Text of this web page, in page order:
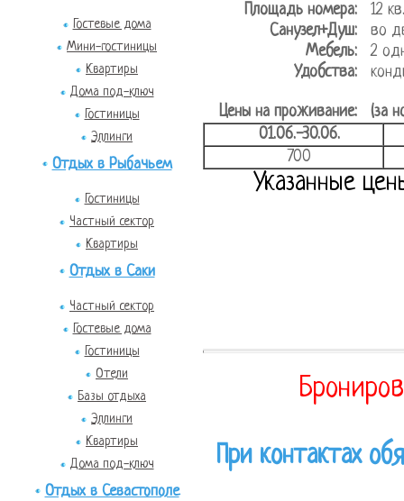
Гостевые дома
Мини-гостиницы
Квартиры
Дома под-ключ
Гостиницы
Эллинги
Отдых в Рыбачьем
Гостиницы
Частный сектор
Квартиры
Отдых в Саки
Частный сектор
Гостевые дома
Гостиницы
Отели
Базы отдыха
Эллинги
Квартиры
Дома под-ключ
Отдых в Севастополе
Площадь номера:
12
Санузел+Душ:
во
Мебель:
2
Удобства:
Цены на проживание:
(за
01.06.-30.06.
700
Указанные
При контактах